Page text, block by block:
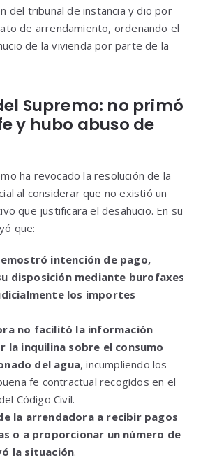
del tribunal de instancia y dio por
de arrendamiento, ordenando el
de la vivienda por parte de la
Supremo: no primó
y hubo abuso de
ha revocado la resolución de la
al considerar que no existió un
que justificara el desahucio. En su
que:
intención de pago,
disposición mediante burofaxes
los importes
no facilitó la información
la inquilina sobre el consumo
del agua, incumpliendo los
fe contractual recogidos en el
Código Civil.
la arrendadora a recibir pagos
o a proporcionar un número de
la situación.